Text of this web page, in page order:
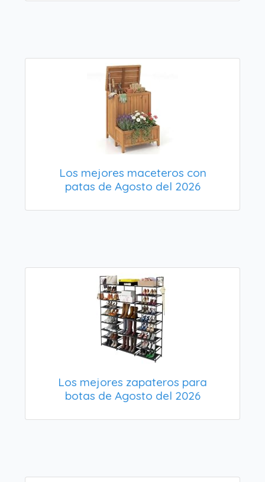
Los mejores maceteros con
patas de Agosto del 2026
Los mejores zapateros para
botas de Agosto del 2026